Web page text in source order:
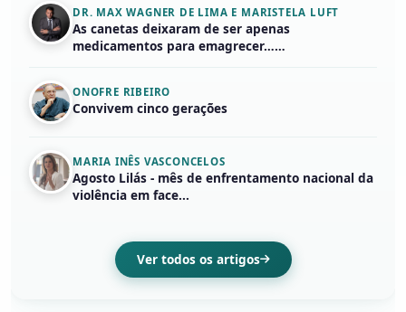
DR. MAX WAGNER DE LIMA E MARISTELA LUFT
As canetas deixaram de ser apenas
medicamentos para emagrecer……
ONOFRE RIBEIRO
Convivem cinco gerações
MARIA INÊS VASCONCELOS
Agosto Lilás - mês de enfrentamento nacional da
violência em face...
Ver todos os artigos